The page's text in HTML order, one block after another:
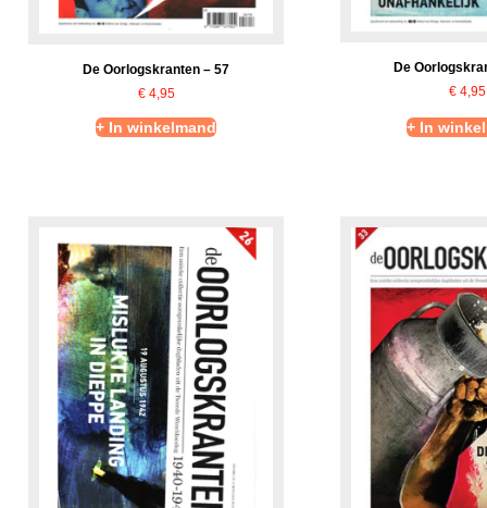
De Oorlogskranten – 57
€4,95
+ In winkelmand
De
€4,95
+ In